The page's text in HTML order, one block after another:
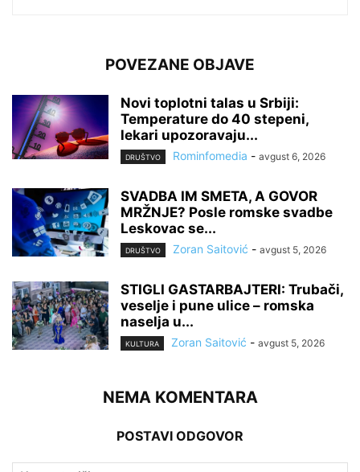
POVEZANE OBJAVE
Novi toplotni talas u Srbiji:
Temperature do 40 stepeni,
lekari upozoravaju...
DRUŠTVO Rominfomedia - avgust 6, 2026
SVADBA IM SMETA, A GOVOR
MRŽNJE? Posle romske svadbe
Leskovac se...
DRUŠTVO Zoran Saitović - avgust 5, 2026
STIGLI GASTARBAJTERI: Trubači,
veselje i pune ulice – romska
naselja u...
KULTURA Zoran Saitović - avgust 5, 2026
NEMA KOMENTARA
POSTAVI ODGOVOR